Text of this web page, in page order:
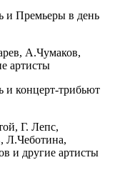
и Премьеры в день
А.Чумаков,
артисты
концерт-трибьют
Г. Лепс,
Л.Чеботина,
и другие артисты